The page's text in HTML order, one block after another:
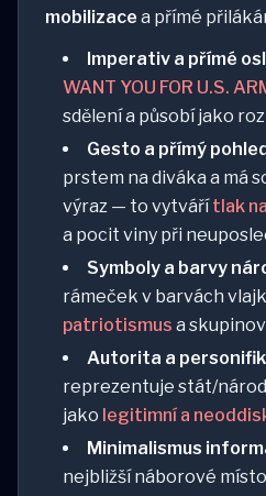
mobilizace a přímé
Imperativ a přímé
WANT YOU FOR U.S.
sdělení a působí jako
Gesto a přímý
prstem na diváka a má
výraz — to vytvářítlak
a pocit viny při
Symboly a barvy
rámeček v barvách
patriotismus a
Autorita a
reprezentuje stát/
jako legitimní a
Minimalismus
nejbližší náborové